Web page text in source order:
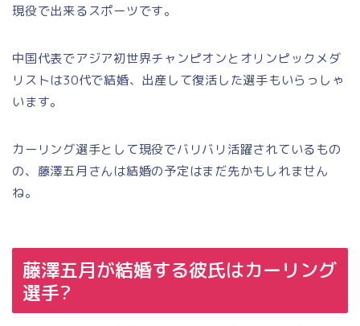
現役で出来るスポーツです。
中国代表でアジア初世界チャンピオンとオリンピックメダ
リストは30代で結婚、出産して復活した選手もいらっしゃ
います。
カーリング選手として現役でバリバリ活躍されているもの
の、藤澤五月さんは結婚の予定はまだ先かもしれません
ね。
藤澤五月が結婚する彼氏はカーリング
選手?